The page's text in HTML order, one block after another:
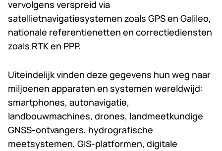
vervolgens verspreid via
satellietnavigatiesystemen zoals GPS en Galileo,
nationale referentienetten en correctiediensten
zoals RTK en PPP.
Uiteindelijk vinden deze gegevens hun weg naar
miljoenen apparaten en systemen wereldwijd:
smartphones, autonavigatie,
landbouwmachines, drones, landmeetkundige
GNSS-ontvangers, hydrografische
meetsystemen, GIS-platformen, digitale